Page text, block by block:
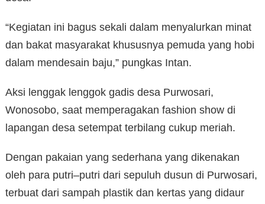
“Kegiatan ini bagus sekali dalam menyalurkan minat
dan bakat masyarakat khususnya pemuda yang hobi
dalam mendesain baju,” pungkas Intan.
Aksi lenggak lenggok gadis desa Purwosari,
Wonosobo, saat memperagakan fashion show di
lapangan desa setempat terbilang cukup meriah.
Dengan pakaian yang sederhana yang dikenakan
oleh para putri–putri dari sepuluh dusun di Purwosari,
terbuat dari sampah plastik dan kertas yang didaur